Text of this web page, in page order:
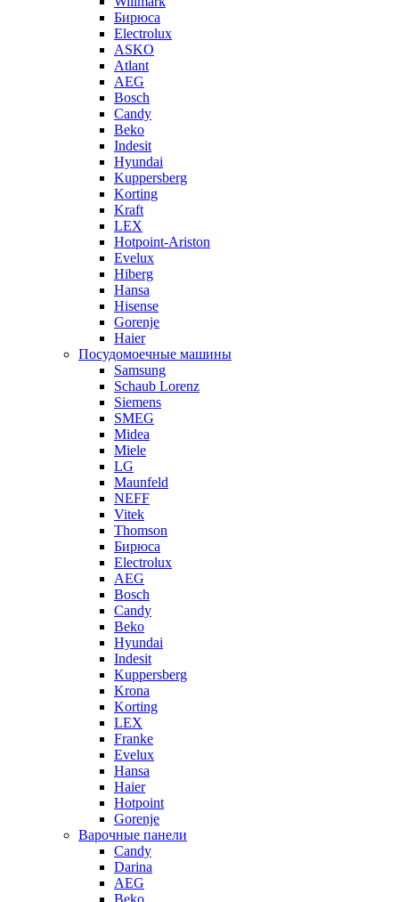
Бирюса
Electrolux
ASKO
Atlant
AEG
Bosch
Candy
Beko
Indesit
Hyundai
Kuppersberg
Korting
Kraft
LEX
Hotpoint-Ariston
Evelux
Hiberg
Hansa
Hisense
Gorenje
Haier
Посудомоечные машины
Samsung
Schaub Lorenz
Siemens
SMEG
Midea
Miele
LG
Maunfeld
NEFF
Vitek
Thomson
Бирюса
Electrolux
AEG
Bosch
Candy
Beko
Hyundai
Indesit
Kuppersberg
Krona
Korting
LEX
Franke
Evelux
Hansa
Haier
Hotpoint
Gorenje
Варочные панели
Candy
Darina
AEG